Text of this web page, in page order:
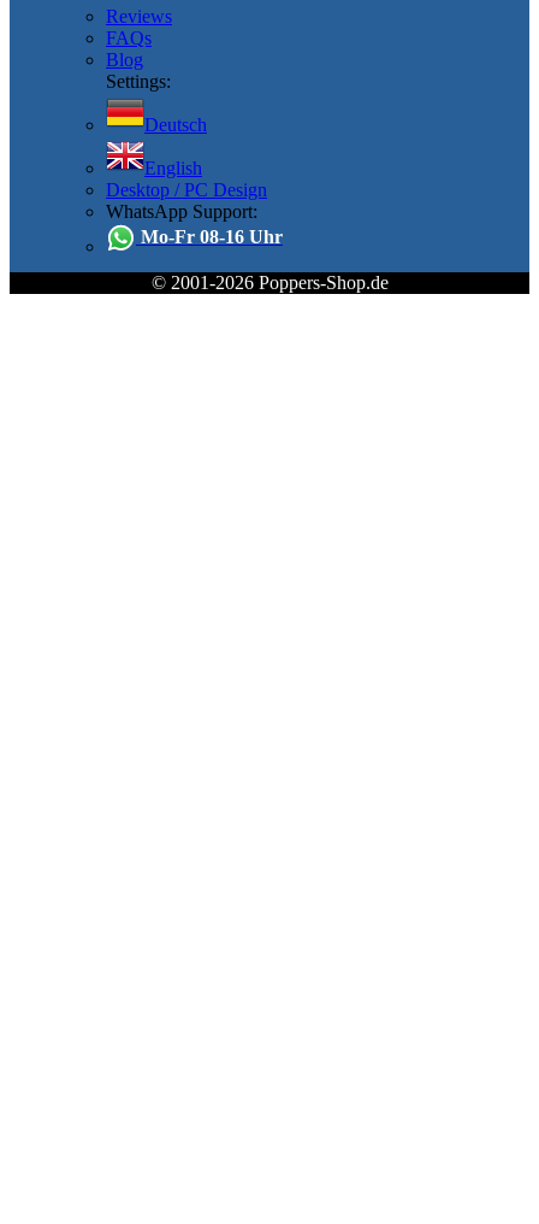
Reviews
FAQs
Blog
Settings:
Deutsch
English
Desktop / PC Design
WhatsApp Support:
Mo-Fr 08-16 Uhr
© 2001-2026 Poppers-Shop.de